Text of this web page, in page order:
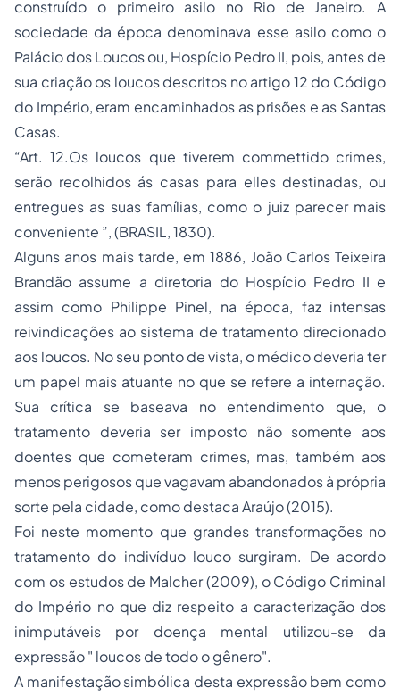
construído o primeiro asilo no Rio de Janeiro. A
sociedade da época denominava esse asilo como o
Palácio dos Loucos ou, Hospício Pedro II, pois, antes de
sua criação os loucos descritos no artigo 12 do Código
do Império, eram encaminhados as prisões e as Santas
Casas.
“Art. 12.Os loucos que tiverem commettido crimes,
serão recolhidos ás casas para elles destinadas, ou
entregues as suas famílias, como o juiz parecer mais
conveniente ”, (BRASIL, 1830).
Alguns anos mais tarde, em 1886, João Carlos Teixeira
Brandão assume a diretoria do Hospício Pedro II e
assim como Philippe Pinel, na época, faz intensas
reivindicações ao sistema de tratamento direcionado
aos loucos. No seu ponto de vista, o médico deveria ter
um papel mais atuante no que se refere a internação.
Sua crítica se baseava no entendimento que, o
tratamento deveria ser imposto não somente aos
doentes que cometeram crimes, mas, também aos
menos perigosos que vagavam abandonados à própria
sorte pela cidade, como destaca Araújo (2015).
Foi neste momento que grandes transformações no
tratamento do indivíduo louco surgiram. De acordo
com os estudos de Malcher (2009), o Código Criminal
do Império no que diz respeito a caracterização dos
inimputáveis por doença mental utilizou-se da
expressão " loucos de todo o gênero".
A manifestação simbólica desta expressão bem como